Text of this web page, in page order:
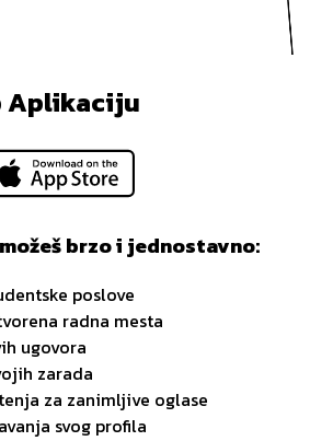
Aplikaciju
brzo i jednostavno:
poslove
radna mesta
ugovora
zarada
za zanimljive oglase
svog profila